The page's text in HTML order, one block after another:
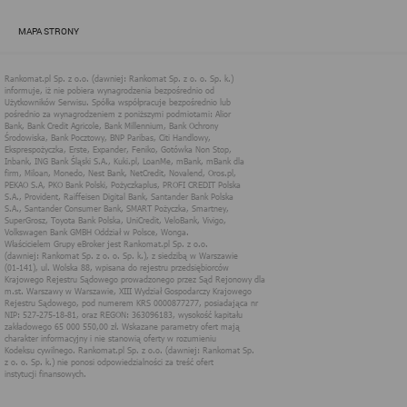
MAPA STRONY
dostosowanie usług, świadczonych w ramach serwisu do potrzeb
Więcej informacji na temat stosowania technologii cookies w
serwisie dostępne jest w Polityce Cookies.
Polityka Cookies serwisów
internetowych spółki Rankomat.pl Sp. z
o.o. (dawniej: Rankomat Sp. z o. o. Sp.
k.)
Rankomat.pl Sp. z o.o. (dawniej: Rankomat Sp. z o. o. Sp. k.), z
siedzibą w Warszawie (01-141), ul. Wolska 88, wpisana do rejestru
przedsiębiorców Krajowego Rejestru Sądowego prowadzonego
przez Sąd Rejonowy dla m.st. Warszawy w Warszawie, XIII
Wydział Gospodarczy Krajowego Rejestru Sądowego, pod
numerem KRS 0000877277, posiadająca nr NIP: 527-275-18-81,
oraz REGON: 363096183, zwana dalej "Rankomat" wykorzystuje
na swoich stronach internetowych technologię "cookies".
Zasady wykorzystania informacji dostarczonych przez
użytkownika w ramach technologii cookies w trakcie korzystania
ze stron internetowych i Rankomat określa niniejszy dokument.
Każdy użytkownik serwisów Rankomat proszony jest o